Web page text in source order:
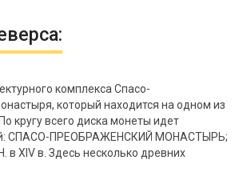
комплекса Спасо-
который находится на одном из
кругу всего диска монеты идет
СПАСО-ПРЕОБРАЖЕНСКИЙ МОНАСТЫРЬ;
XIV в. Здесь несколько древних